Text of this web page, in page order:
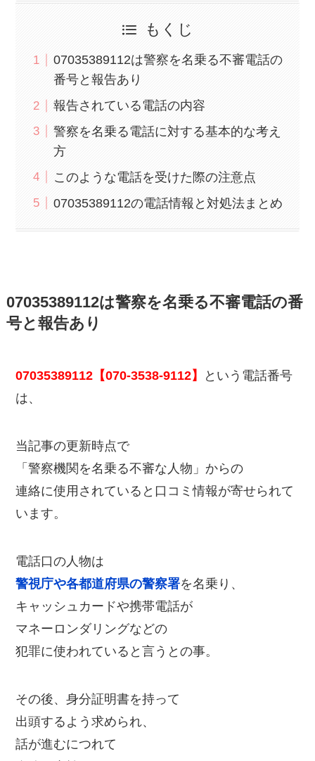
もくじ
07035389112は警察を名乗る不審電話の
番号と報告あり
報告されている電話の内容
警察を名乗る電話に対する基本的な考え
方
このような電話を受けた際の注意点
07035389112の電話情報と対処法まとめ
07035389112は警察を名乗る不審電話の番
号と報告あり
07035389112【070-3538-9112】
という電話番号
は、
当記事の更新時点で
「警察機関を名乗る不審な人物」からの
連絡に使用されていると口コミ情報が寄せられて
います。
電話口の人物は
警視庁や各都道府県の警察署を名乗り、
キャッシュカードや携帯電話が
マネーロンダリングなどの
犯罪に使われていると言うとの事。
その後、身分証明書を持って
出頭するよう求められ、
話が進むにつれて